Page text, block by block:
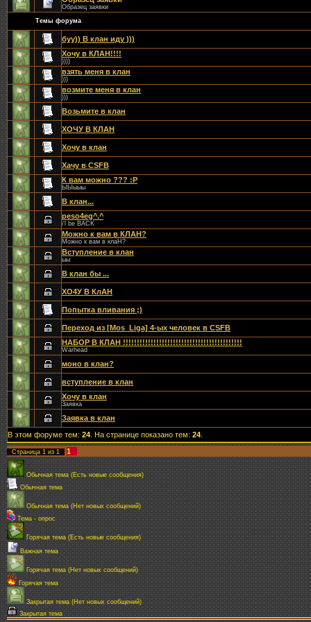
Образец заявки
Темы форума
буу)) В клан иду )))
Хочу в КЛАН!!!!
))))
взять меня в клан
)))
возмите меня в клан
)))
Возьмите в клан
ХОЧУ В КЛАН
Хочу в клан
Хачу в CSFB
К вам можно ??? :P
ЫЫыыы
В клан...
peso4eg^.^
i'l be BACK
Можно к вам в КЛАН?
Можно к вам в клаН?
Вступление в клан
ыы
В клан бы ...
ХО4У В КлАН
Попытка вливания ;)
Переход из [Mos_Liga] 4-ых человек в CSFB
НАБОР В КЛАН !!!!!!!!!!!!!!!!!!!!!!!!!!!!!!!!!!!!!!!!!!!
Warhead
моно в клан?
вступление в клан
Хочу в клан
Заявка
Заявка в клан
В этом форуме тем: 24 . На странице показано тем: 24
Страница 1 из 1 1
Обычная тема (Есть новые сообщения)
Обычная тема
Обычная тема (Нет новых сообщений)
Тема - опрос
Горячая тема (Есть новые сообщения)
Важная тема
Горячая тема (Нет новых сообщений)
Горячая тема
Закрытая тема (Нет новых сообщений)
Закрытая тема